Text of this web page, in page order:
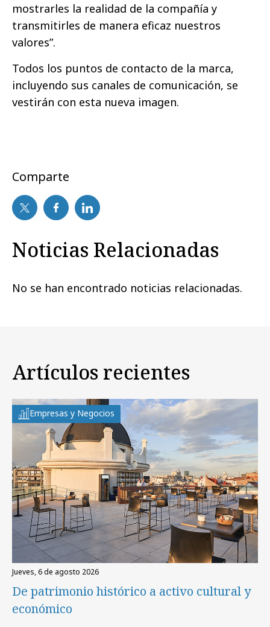
mostrarles la realidad de la compañía y
transmitirles de manera eficaz nuestros
valores”.
Todos los puntos de contacto de la marca,
incluyendo sus canales de comunicación, se
vestirán con esta nueva imagen.
Comparte
Noticias Relacionadas
No se han encontrado noticias relacionadas.
Artículos recientes
Empresas y Negocios
jueves, 6 de agosto 2026
De patrimonio histórico a activo cultural y
económico